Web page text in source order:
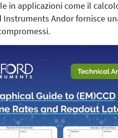
in applicazioni come il
Andor fornisce